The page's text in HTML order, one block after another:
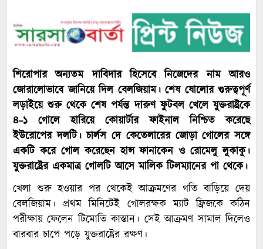
শিরোপার অন্যতম দাবিদার হিসেবে নিজেদের নাম আরও
জোরালোভাবে জানিয়ে দিল বেলজিয়াম। শেষ ষোলোর গুরুত্বপূর্ণ
লড়াইয়ে শুরু থেকে শেষ পর্যন্ত দারুণ ফুটবল খেলে যুক্তরাষ্ট্রকে
৪–১ গোলে হারিয়ে কোয়ার্টার ফাইনাল নিশ্চিত করেছে
ইউরোপের দলটি। চার্লস দে কেতেলারের জোড়া গোলের সঙ্গে
একটি করে গোল করেছেন হান্স ফানাকেন ও রোমেলু লুকাকু।
যুক্তরাষ্ট্রের একমাত্র গোলটি আসে মালিক টিলম্যানের পা থেকে।
খেলা শুরু হওয়ার পর থেকেই আক্রমণের গতি বাড়িয়ে দেয়
বেলজিয়াম। প্রথম মিনিটেই গোলরক্ষক ম্যাট ফ্রিজকে কঠিন
পরীক্ষায় ফেলেন টিমোতি কাস্তান। সেই আক্রমণ সামাল দিলেও
বারবার চাপে পড়ে যুক্তরাষ্ট্রের রক্ষণ।